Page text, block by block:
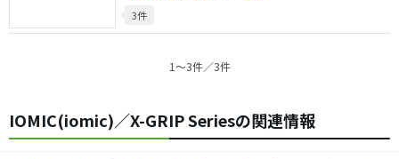
3件
1〜3件／3件
IOMIC(iomic)／X-GRIP Seriesの関連情報